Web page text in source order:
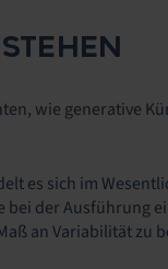
wie generative
es sich im
bei der Ausführung
an Variabilität zu